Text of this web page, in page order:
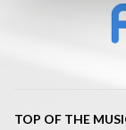
TOP OF THE